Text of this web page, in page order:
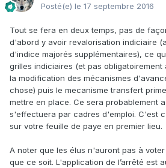
Posté(e) le 17 septembre 2016
Tout se fera en deux temps, pas de
d'abord y avoir revalorisation indiciaire
d'indice majorés supplémentaires), ce
grilles indiciaires (et pas
la modification des mécanismes
chose) puis le mecanisme transfert
mettre en place. Ce sera probablement
s'effectuera par cadres d'emploi. C'est
sur votre feuille de paye en premier lieu.
A noter que les élus n'auront pas à
que ce soit. L'application de l’arrêté est